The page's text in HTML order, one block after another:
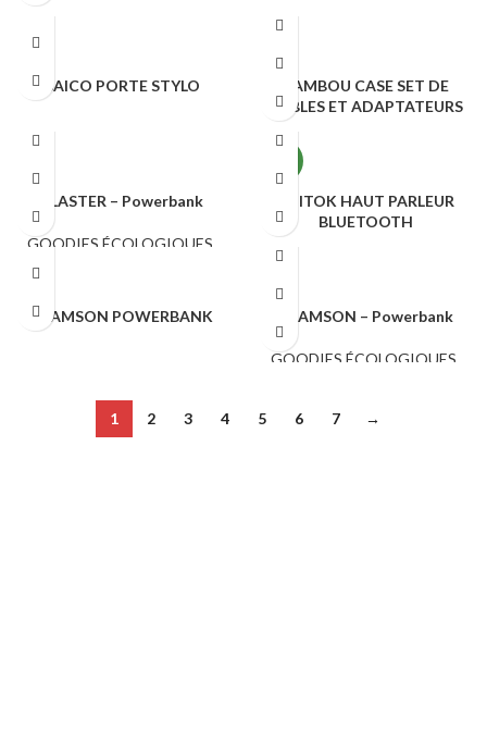
BAICO PORTE STYLO
BAMBOU CASE SET DE
CÂBLES ET ADAPTATEURS
BLASTER – Powerbank
GOODIES ÉCOLOGIQUES
BOITOK HAUT PARLEUR
BLUETOOTH
BRAMSON POWERBANK BRAMSON – Powerbank
GOODIES ÉCOLOGIQUES
1 2 3 4 5 6 7 →